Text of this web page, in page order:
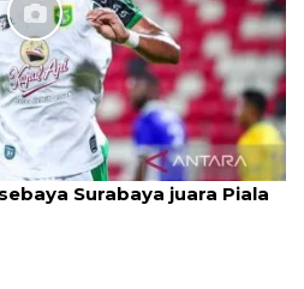
Surabaya juara Piala